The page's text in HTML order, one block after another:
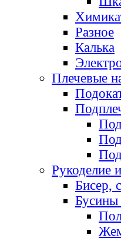
Разное
Калька
Плечевые
Рукоделие
Бисер,
Бусины